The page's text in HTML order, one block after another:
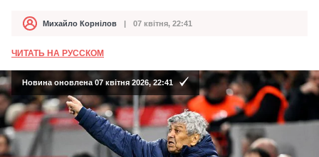
АвторМихайло Корнілов
Дата публікації 07 квітня, 22:41
ЧИТАТЬ НА РУССКОМ
Новина оновлена 07 квітня 2026, 22:41